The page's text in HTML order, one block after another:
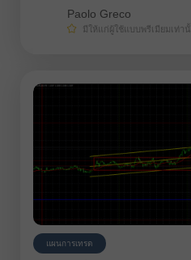
Paolo Greco
มีให้แก่ผู้ใช้แบบพรีเมียมเท่า
แผนการเทรด